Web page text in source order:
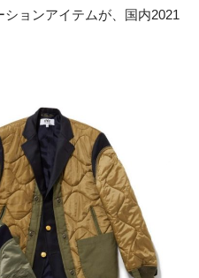
ションアイテムが、国内2021